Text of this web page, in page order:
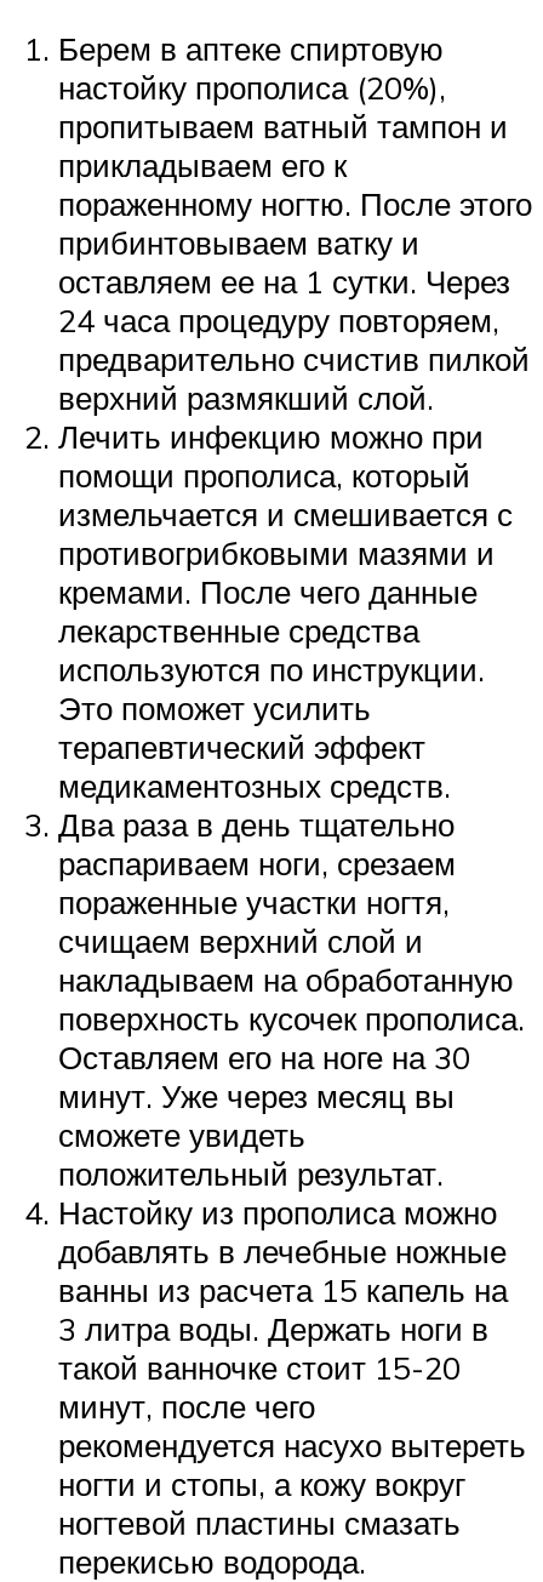
Берем в аптеке спиртовую
настойку прополиса (20%),
пропитываем ватный тампон и
прикладываем его к
пораженному ногтю. После этого
прибинтовываем ватку и
оставляем ее на 1 сутки. Через
24 часа процедуру повторяем,
предварительно счистив пилкой
верхний размякший слой.
Лечить инфекцию можно при
помощи прополиса, который
измельчается и смешивается с
противогрибковыми мазями и
кремами. После чего данные
лекарственные средства
используются по инструкции.
Это поможет усилить
терапевтический эффект
медикаментозных средств.
Два раза в день тщательно
распариваем ноги, срезаем
пораженные участки ногтя,
счищаем верхний слой и
накладываем на обработанную
поверхность кусочек прополиса.
Оставляем его на ноге на 30
минут. Уже через месяц вы
сможете увидеть
положительный результат.
Настойку из прополиса можно
добавлять в лечебные ножные
ванны из расчета 15 капель на
3 литра воды. Держать ноги в
такой ванночке стоит 15-20
минут, после чего
рекомендуется насухо вытереть
ногти и стопы, а кожу вокруг
ногтевой пластины смазать
перекисью водорода.